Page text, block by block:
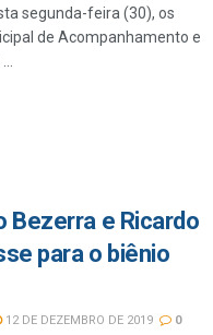
segunda-feira (30), os
de Acompanhamento e
Bezerra e Ricardo
para o biênio
12 DE DEZEMBRO DE 2019 0